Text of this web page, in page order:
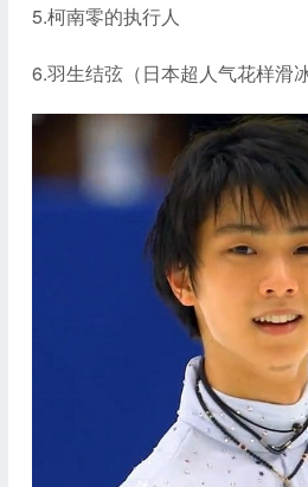
5.柯南零的执行人
6.羽生结弦（日本超人气花样滑